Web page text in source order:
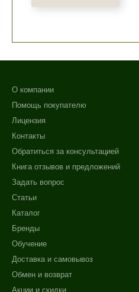
О компании
Помощь покупателю
Лицензия
Контакты
Обратиться за консультацией
Книга отзывов и предложений
Задать вопрос
Статьи
Каталог
Бренды
Обучение
Доставка и самовывоз
Обмен и возврат
Акции и скидки